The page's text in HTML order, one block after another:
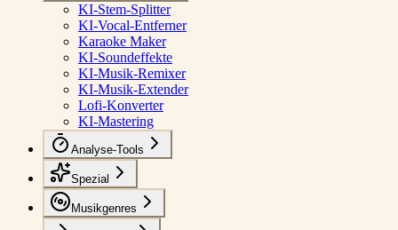
KI-Stem-Splitter
KI-Vocal-Entferner
Karaoke Maker
KI-Soundeffekte
KI-Musik-Remixer
KI-Musik-Extender
Lofi-Konverter
KI-Mastering
Analyse-Tools
Spezial
Musikgenres